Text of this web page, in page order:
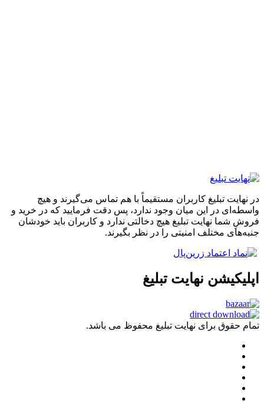
تبلیغ کاربران مستقیماً با هم تماس می‌گیرند و هیچ
در این میان وجود ندارد، پس دقت فرمایید که در خرید و
نهایت تبلیغ هیچ دخالتی ندارد و کاربران باید خودشان
مختلف امنیتی را در نظر بگیرند.
نهایت تبلیغ
برای نهایت تبلیغ محفوظ می باشد.